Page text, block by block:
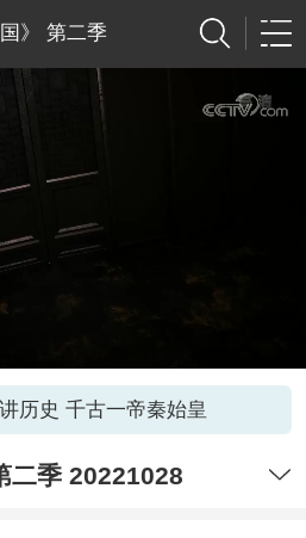
》 第二季
历史 千古一帝秦始皇
二季 20221028